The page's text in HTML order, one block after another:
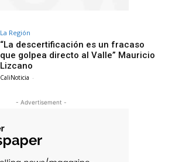
La Región
“La descertificación es un fracaso
que golpea directo al Valle” Mauricio
Lizcano
CaliNoticia -
- Advertisement -